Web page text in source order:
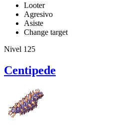
Looter
Agresivo
Asiste
Change target
Nivel 125
Centipede